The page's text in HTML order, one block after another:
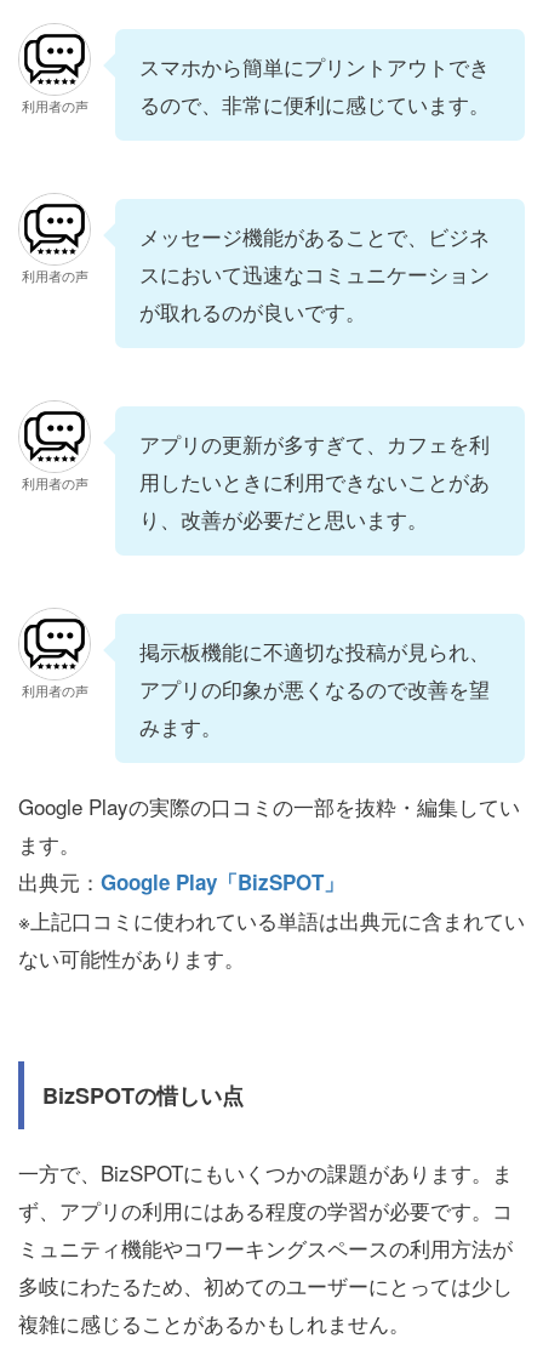
利用者の声
スマホから簡単にプリントアウトでき
るので、非常に便利に感じています。
利用者の声
メッセージ機能があることで、ビジネ
スにおいて迅速なコミュニケーション
が取れるのが良いです。
利用者の声
アプリの更新が多すぎて、カフェを利
用したいときに利用できないことがあ
り、改善が必要だと思います。
利用者の声
掲示板機能に不適切な投稿が見られ、
アプリの印象が悪くなるので改善を望
みます。
Google Playの実際の口コミの一部を抜粋・編集してい
ます。
出典元： Google Play「BizSPOT」
※上記口コミに使われている単語は出典元に含まれてい
ない可能性があります。
BizSPOTの惜しい点
一方で、BizSPOTにもいくつかの課題があります。ま
ず、アプリの利用にはある程度の学習が必要です。コ
ミュニティ機能やコワーキングスペースの利用方法が
多岐にわたるため、初めてのユーザーにとっては少し
複雑に感じることがあるかもしれません。